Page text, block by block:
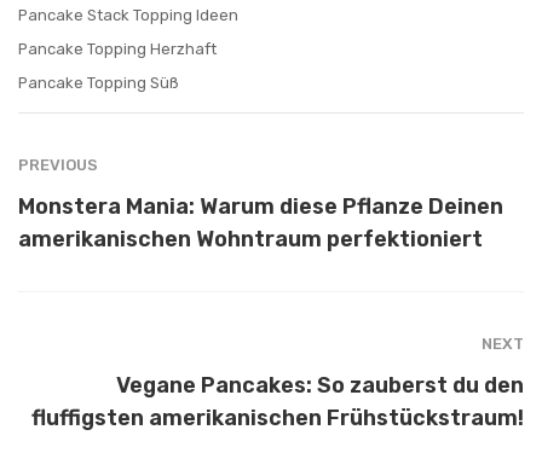
Pancake Stack Topping Ideen
Pancake Topping Herzhaft
Pancake Topping Süß
PREVIOUS
Monstera Mania: Warum diese Pflanze Deinen
amerikanischen Wohntraum perfektioniert
NEXT
Vegane Pancakes: So zauberst du den
fluffigsten amerikanischen Frühstückstraum!